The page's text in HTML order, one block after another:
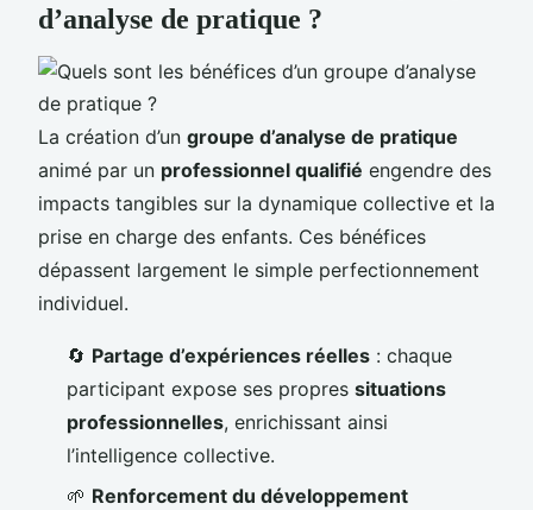
d’analyse de pratique ?
La création d’un groupe d’analyse de pratique
animé par un professionnel qualifié engendre des
impacts tangibles sur la dynamique collective et la
prise en charge des enfants. Ces bénéfices
dépassent largement le simple perfectionnement
individuel.
🔄 Partage d’expériences réelles : chaque
participant expose ses propres situations
professionnelles, enrichissant ainsi
l’intelligence collective.
🌱 Renforcement du développement